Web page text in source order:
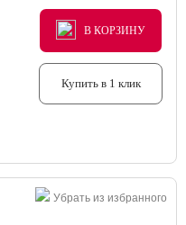
В КОРЗИНУ
В КОРЗИНУ
В КОРЗИНУ
Купить в 1 клик
Убрать из избранного